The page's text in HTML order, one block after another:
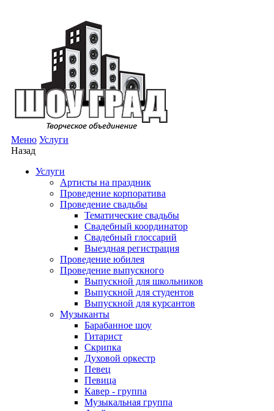
Меню Услуги
Назад
Услуги
Артисты на праздник
Проведение корпоратива
Проведение свадьбы
Тематические свадьбы
Свадебный координатор
Свадебный глоссарий
Выездная регистрация
Проведение юбилея
Проведение выпускного
Выпускной для школьников
Выпускной для студентов
Выпускной для курсантов
Музыканты
Барабанное шоу
Гитарист
Скрипка
Духовой оркестр
Певец
Певица
Кавер - группа
Музыкальная группа